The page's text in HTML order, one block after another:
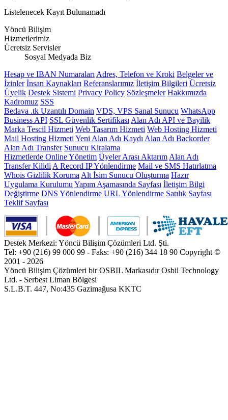
Listelenecek Kayıt Bulunamadı
Yöncü Bilişim
Hizmetlerimiz
Ücretsiz Servisler
Sosyal Medyada Biz
Hesap ve IBAN Numaraları Adres, Telefon ve Kroki Belgeler ve
İzinler İnsan Kaynakları Referanslarımız İletişim Bilgileri Ücretsiz
Üyelik Destek Sistemi Privacy Policy Sözleşmeler Hakkımızda
Kadromuz SSS
Bedava .tk Uzantılı Domain VDS, VPS Sanal Sunucu WhatsApp
Business API SSL Güvenlik Sertifikası Alan Adı API ve Bayilik
Marka Tescil Hizmeti Web Tasarım Hizmeti Web Hosting Hizmeti
Mail Hosting Hizmeti Yeni Alan Adı Kaydı Alan Adı Backorder
Alan Adı Transfer Sunucu Kiralama
Hizmetlerde Online Yönetim Üyeler Arası Aktarım Alan Adı
Transfer Kilidi A Record IP Yönlendirme Mail ve SMS Hatırlatma
Whois Gizlilik Koruma Alt İsim Sunucu Oluşturma Hazır
Uygulama Kurulumu Yapım Aşamasında Sayfası İletişim Bilgi
Değiştirme DNS Yönlendirme URL Yönlendirme Satılık Sayfası
Teklif Sayfası
Destek Merkezi: Yöncü Bilişim Çözümleri Ltd. Şti.
Tel: +90 (216) 99 000 99 - Faks: +90 (216) 344 18 90 Copyright ©
2001 - 2026
Yöncü Bilişim Çözümleri bir OSBIL Markasıdır Osbil Technology
Ltd. - Serbest Liman Bölgesi
S.L.B.T. 447, No:435 Gazimağusa KKTC